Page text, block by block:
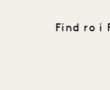
Find ro i